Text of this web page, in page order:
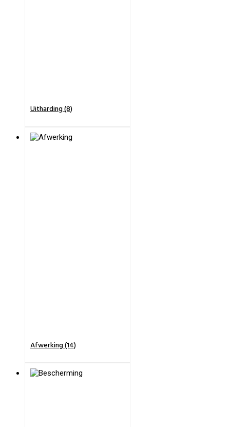
Uitharding (8)
Afwerking (14)